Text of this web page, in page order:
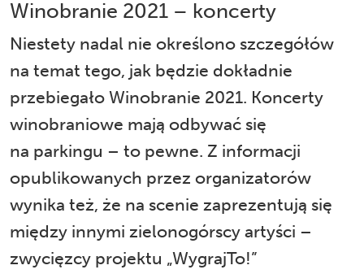
Winobranie 2021 – koncerty
Niestety nadal nie określono szczegółów
na temat tego, jak będzie dokładnie
przebiegało Winobranie 2021. Koncerty
winobraniowe mają odbywać się
na parkingu – to pewne. Z informacji
opublikowanych przez organizatorów
wynika też, że na scenie zaprezentują się
między innymi zielonogórscy artyści –
zwycięzcy projektu „WygrajTo!”